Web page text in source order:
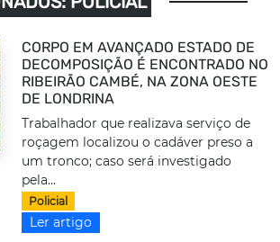
CORPO EM AVANÇADO ESTADO DE
DECOMPOSIÇÃO É ENCONTRADO NO
RIBEIRÃO CAMBÉ, NA ZONA OESTE
DE LONDRINA
Trabalhador que realizava serviço de
roçagem localizou o cadáver preso a
um tronco; caso será investigado
pela...
Policial
Ler artigo